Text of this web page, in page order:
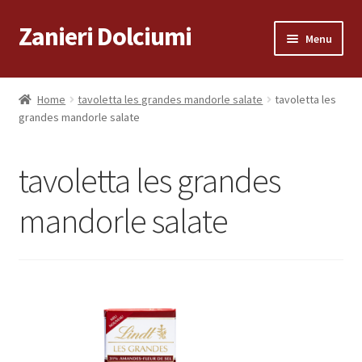
Vai
alla
Vai
al
Zanieri Dolciumi Menu
Home
Carrello
Condizioni di vendita
Home tavoletta les grandes mandorle salate
tavoletta les
grandes mandorle salate
tavoletta les grandes
mandorle salate